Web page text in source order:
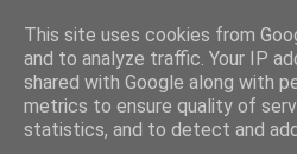
This site uses cookies from
and to analyze traffic. Your IP
shared with Google along with
metrics to ensure quality of
statistics, and to detect and